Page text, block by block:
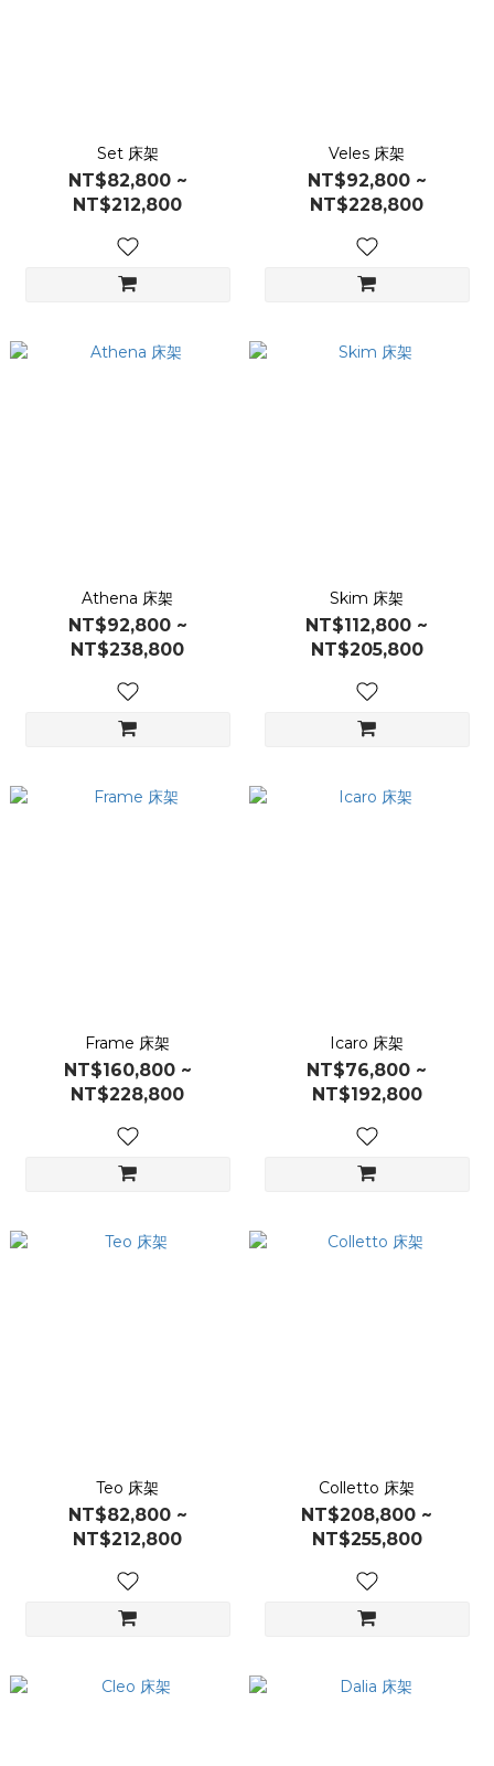
Set 床架
NT$82,800 ~
NT$212,800
Veles 床架
NT$92,800 ~
NT$228,800
Athena 床架
NT$92,800 ~
NT$238,800
Skim 床架
NT$112,800 ~
NT$205,800
Frame 床架
NT$160,800 ~
NT$228,800
Icaro 床架
NT$76,800 ~
NT$192,800
Teo 床架
NT$82,800 ~
NT$212,800
Colletto 床架
NT$208,800 ~
NT$255,800